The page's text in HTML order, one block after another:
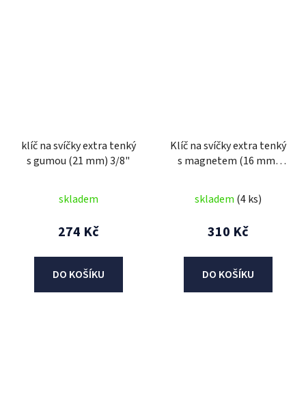
klíč na svíčky extra tenký
s gumou (21 mm) 3/8"
skladem
274 Kč
DO KOŠÍKU
Klíč na svíčky extra tenký
s magnetem (16 mm)
skladem (4 ks)
310 Kč
DO KOŠÍKU